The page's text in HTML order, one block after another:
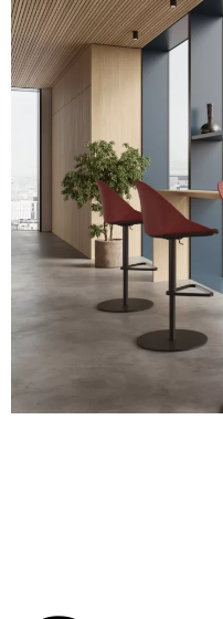
Coque en
Blanc
Tourterelle
RAL 7032
Octane
RAL 5021
RAL 3009